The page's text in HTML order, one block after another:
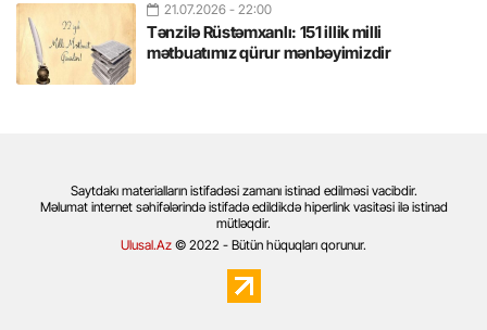
21.07.2026 - 22:00
Tənzilə Rüstəmxanlı: 151 illik milli
mətbuatımız qürur mənbəyimizdir
Saytdakı materialların istifadəsi zamanı istinad edilməsi vacibdir.
Məlumat internet səhifələrində istifadə edildikdə hiperlink vasitəsi ilə istinad
mütləqdir.
Ulusal.Az © 2022 - Bütün hüquqları qorunur.